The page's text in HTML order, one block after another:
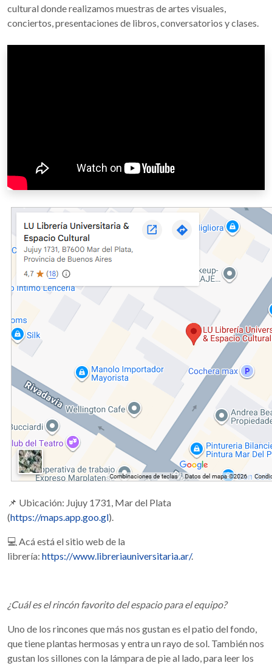
cultural donde realizamos muestras de artes visuales,
conciertos, presentaciones de libros, conversatorios y clases.
📌 Ubicación: Jujuy 1731, Mar del Plata
(https://maps.app.goo.gl).
💻 Acá está el sitio web de la
librería: https://www.libreriauniversitaria.ar/.
¿Cuál es el rincón favorito del espacio para el equipo?
Uno de los rincones que más nos gustan es el patio del fondo,
que tiene plantas hermosas y entra un rayo de sol. También nos
gustan los sillones con la lámpara de pie al lado, para leer los